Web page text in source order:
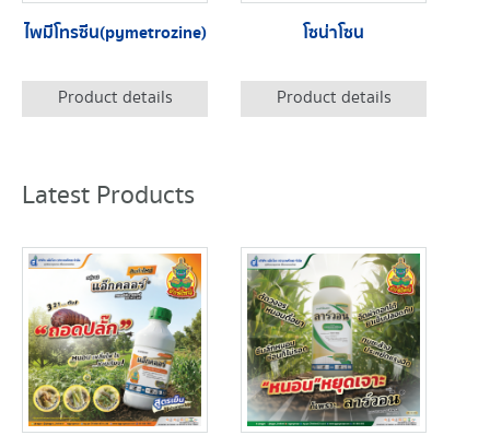
ไพมีโทรซีน(pymetrozine)
Product details
โซน่าโซน
Product details
Latest Products